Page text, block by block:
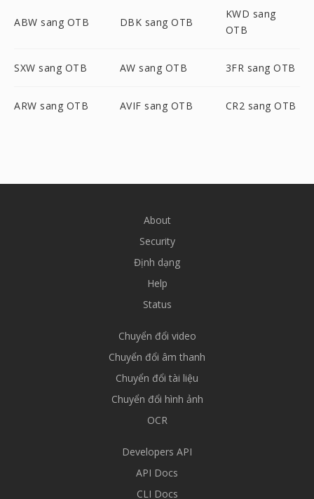
ABW sang OTB DBK sang OTB
KWD sang
OTB
SXW sang OTB AW sang OTB 3FR sang OTB
ARW sang OTB AVIF sang OTB CR2 sang OTB
About
Security
Định dạng
Help
Status
Chuyển đổi video
Chuyển đổi âm thanh
Chuyển đổi tài liệu
Chuyển đổi hình ảnh
OCR
Developers API
API Docs
CLI Docs